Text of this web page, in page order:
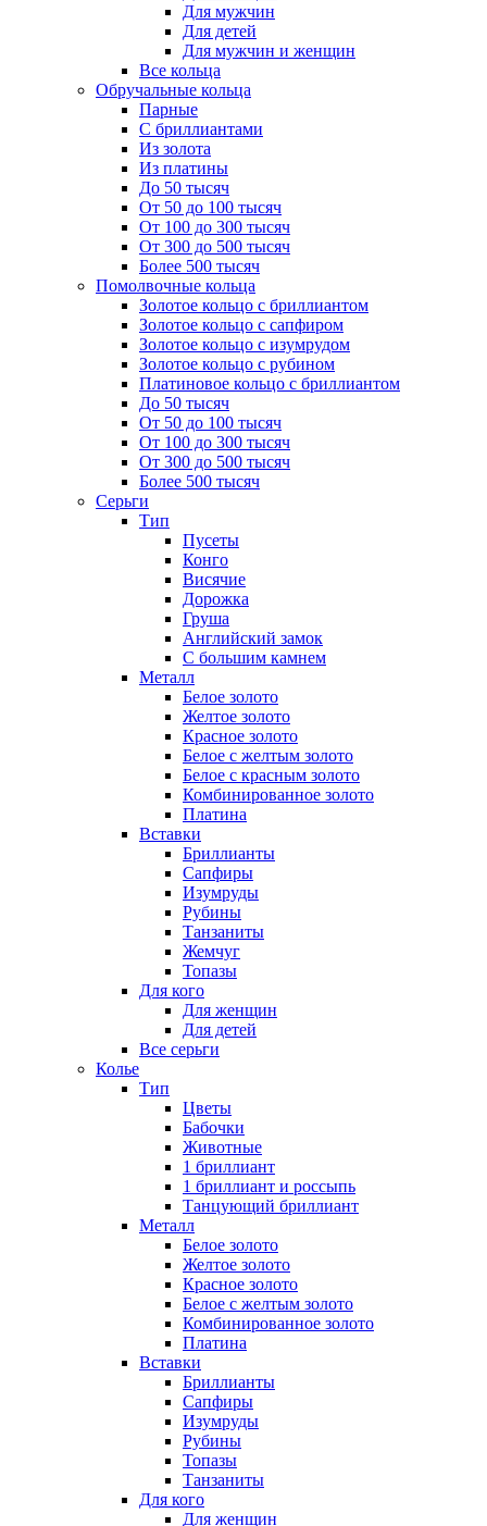
Для мужчин
Для детей
Для мужчин и женщин
Все кольца
Обручальные кольца
Парные
С бриллиантами
Из золота
Из платины
До 50 тысяч
От 50 до 100 тысяч
От 100 до 300 тысяч
От 300 до 500 тысяч
Более 500 тысяч
Помолвочные кольца
Золотое кольцо с бриллиантом
Золотое кольцо с сапфиром
Золотое кольцо с изумрудом
Золотое кольцо с рубином
Платиновое кольцо с бриллиантом
До 50 тысяч
От 50 до 100 тысяч
От 100 до 300 тысяч
От 300 до 500 тысяч
Более 500 тысяч
Серьги
Тип
Пусеты
Конго
Висячие
Дорожка
Груша
Английский замок
С большим камнем
Металл
Белое золото
Желтое золото
Красное золото
Белое с желтым золото
Белое с красным золото
Комбинированное золото
Платина
Вставки
Бриллианты
Сапфиры
Изумруды
Рубины
Танзаниты
Жемчуг
Топазы
Для кого
Для женщин
Для детей
Все серьги
Колье
Тип
Цветы
Бабочки
Животные
1 бриллиант
1 бриллиант и россыпь
Танцующий бриллиант
Металл
Белое золото
Желтое золото
Красное золото
Белое с желтым золото
Комбинированное золото
Платина
Вставки
Бриллианты
Сапфиры
Изумруды
Рубины
Топазы
Танзаниты
Для кого
Для женщин